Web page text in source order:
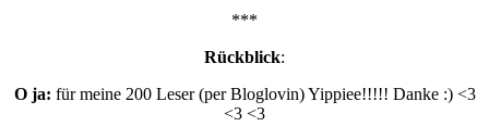
***
Rückblick:
O ja: für meine 200 Leser (per Bloglovin) Yippiee!!!!! Danke :) <3
<3 <3